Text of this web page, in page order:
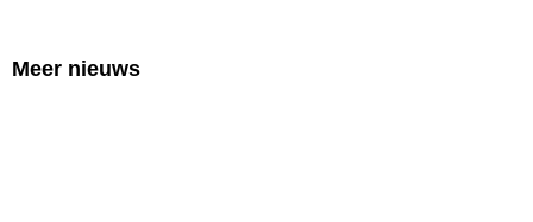
Meer nieuws